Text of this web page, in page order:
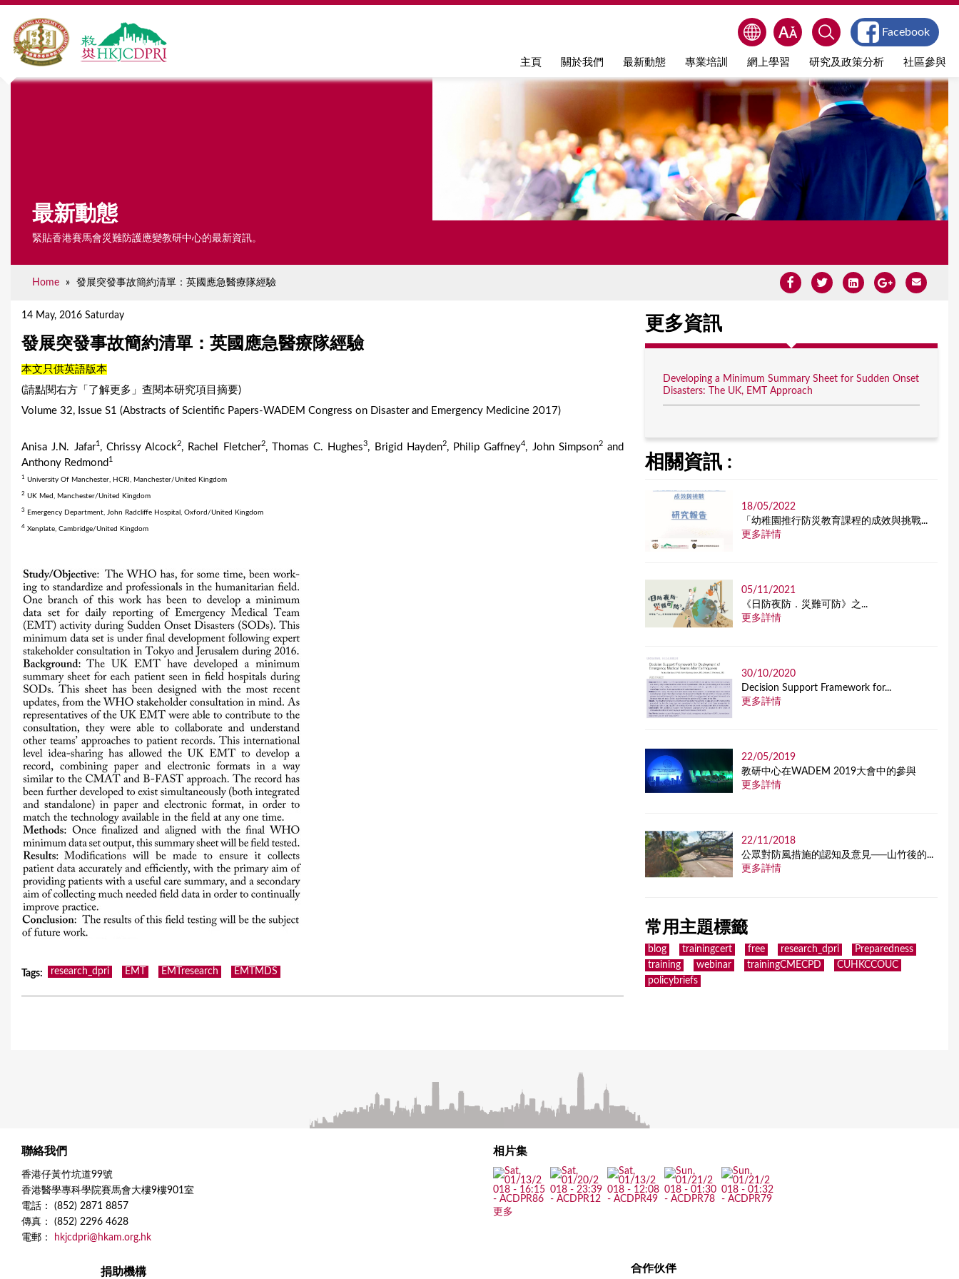
Jump to navigation
主頁 關於我們 最新動態 專業培訓 網上學習 研究及政策分析 社區參與
Facebook
最新動態
緊貼香港賽馬會災難防護應變教研中心的最新資訊。
Home » 發展突發事故簡約清單：英國應急醫療隊經驗
14 May, 2016 Saturday
發展突發事故簡約清單：英國應急醫療隊經驗
本文只供英語版本
(請點閱右方「了解更多」查閱本研究項目摘要)
Volume 32, Issue S1 (Abstracts of Scientific Papers-WADEM Congress on Disaster and Emergency Medicine 2017)
Anisa J.N. Jafar1, Chrissy Alcock2, Rachel Fletcher2, Thomas C. Hughes3, Brigid Hayden2, Philip Gaffney4, John Simpson2and
Anthony Redmond1
1 University Of Manchester, HCRI, Manchester/United Kingdom
2 UK Med, Manchester/United Kingdom
3 Emergency Department, John Radcliffe Hospital, Oxford/United Kingdom
4 Xenplate, Cambridge/United Kingdom
Tags: research_dpri EMT EMTresearch EMTMDS
更多資訊
Developing a Minimum Summary Sheet for Sudden Onset
Disasters: The UK, EMT Approach
相關資訊 :
18/05/2022
「幼稚園推行防災教育課程的成效與挑戰...
更多詳情
05/11/2021
《日防夜防．災難可防》之...
更多詳情
30/10/2020
Decision Support Framework for...
更多詳情
22/05/2019
教研中心在WADEM 2019大會中的參與
更多詳情
22/11/2018
公眾對防風措施的認知及意見──山竹後的...
更多詳情
常用主題標籤
blog trainingcert free research_dpri
Preparedness
training
webinar trainingCMECPD
CUHKCCOUC
policybriefs
聯絡我們
香港仔黃竹坑道99號
香港醫學專科學院賽馬會大樓9樓901室
電話： (852) 2871 8857
傳真： (852) 2296 4628
電郵：
hkjcdpri@hkam.org.hk
相片集
更多
捐助機構 合作伙伴